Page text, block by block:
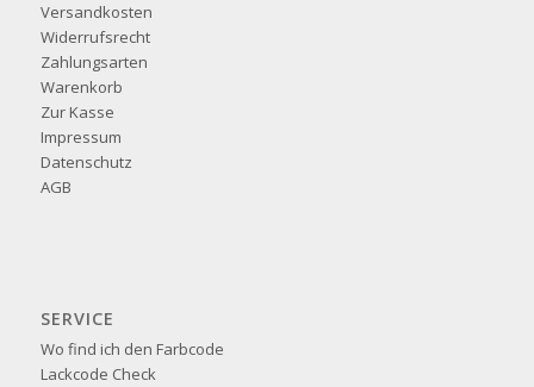
Versandkosten
Widerrufsrecht
Zahlungsarten
Warenkorb
Zur Kasse
Impressum
Datenschutz
AGB
SERVICE
Wo find ich den Farbcode
Lackcode Check